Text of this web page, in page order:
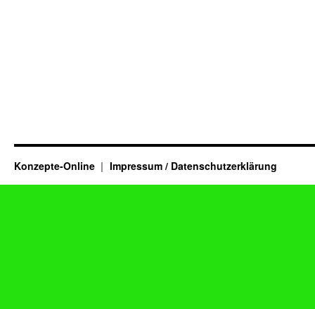
Konzepte-Online Impressum / Datenschutzerklärung